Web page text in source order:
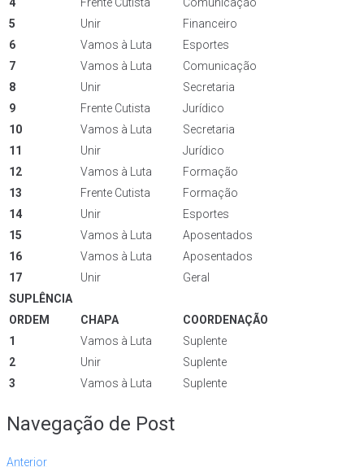
5
Unir
Financeiro
6
Vamos à Luta
Esportes
7
Vamos à Luta
Comunicação
8
Unir
Secretaria
9
Frente Cutista
Jurídico
10
Vamos à Luta
Secretaria
11
Unir
Jurídico
12
Vamos à Luta
Formação
13
Frente Cutista
Formação
14
Unir
Esportes
15
Vamos à Luta
Aposentados
16
Vamos à Luta
Aposentados
17
Unir
Geral
SUPLÊNCIA
ORDEM
CHAPA
COORDENAÇÃO
1
Vamos à Luta
Suplente
2
Unir
Suplente
3
Vamos à Luta Suplente
Navegação de Post
Anterior